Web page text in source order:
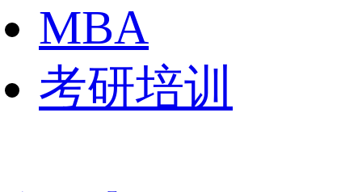
MBA
考研培训